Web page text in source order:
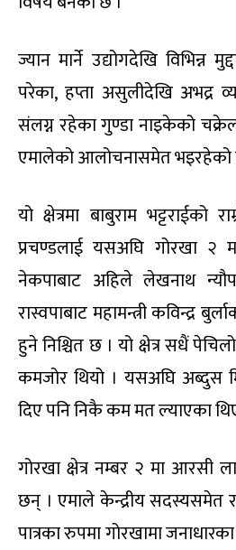
ज्यान मार्ने उद्योगदेखि विभिन्न
परेका, हप्ता असुलीदेखि अभद्र
संलग्न रहेका गुण्डा नाइकेको
एमालेको आलोचनासमेत भइरहेको
यो क्षेत्रमा बाबुराम
प्रचण्डलाई यसअघि गोरखा २
नेकपाबाट अहिले लेखनाथ
रास्वपाबाट महामन्त्री कविन्द्र
हुने निश्चित छ । यो क्षेत्र सधैं
कमजोर थियो । यसअघि अब्दुस
दिए पनि निकै कम मत ल्याएका
गोरखा क्षेत्र नम्बर २ मा आरसी
छन् । एमाले केन्द्रीय सदस्यसमेत
पात्रका रुपमा गोरखामा